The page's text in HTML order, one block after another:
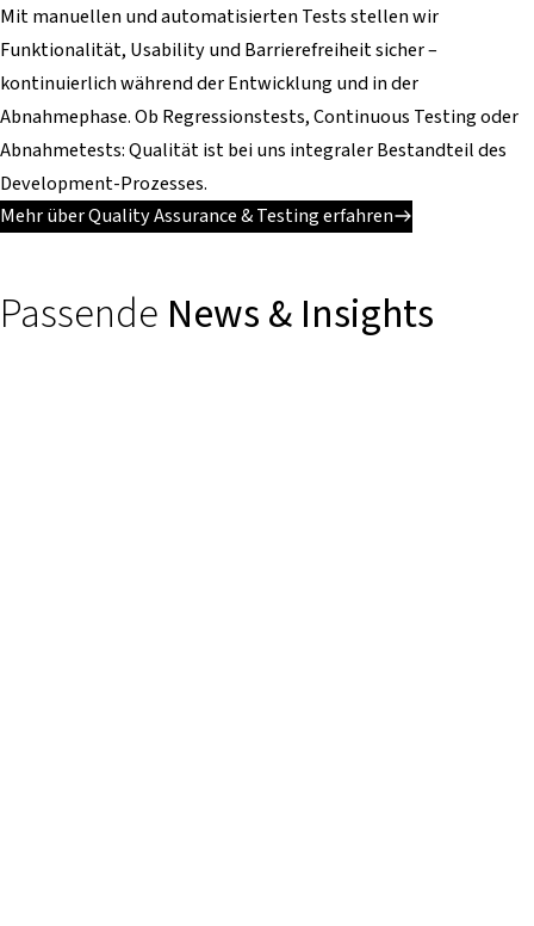
Mit manuellen und automatisierten Tests stellen wir
Funktionalität, Usability und Barrierefreiheit sicher –
kontinuierlich während der Entwicklung und in der
Abnahmephase. Ob Regressionstests, Continuous Testing oder
Abnahmetests: Qualität ist bei uns integraler Bestandteil des
Development-Prozesses.
Mehr über Quality Assurance & Testing erfahren
Passende News & Insights